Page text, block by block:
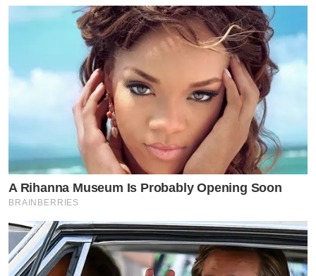
A Rihanna Museum Is Probably Opening Soon
BRAINBERRIES